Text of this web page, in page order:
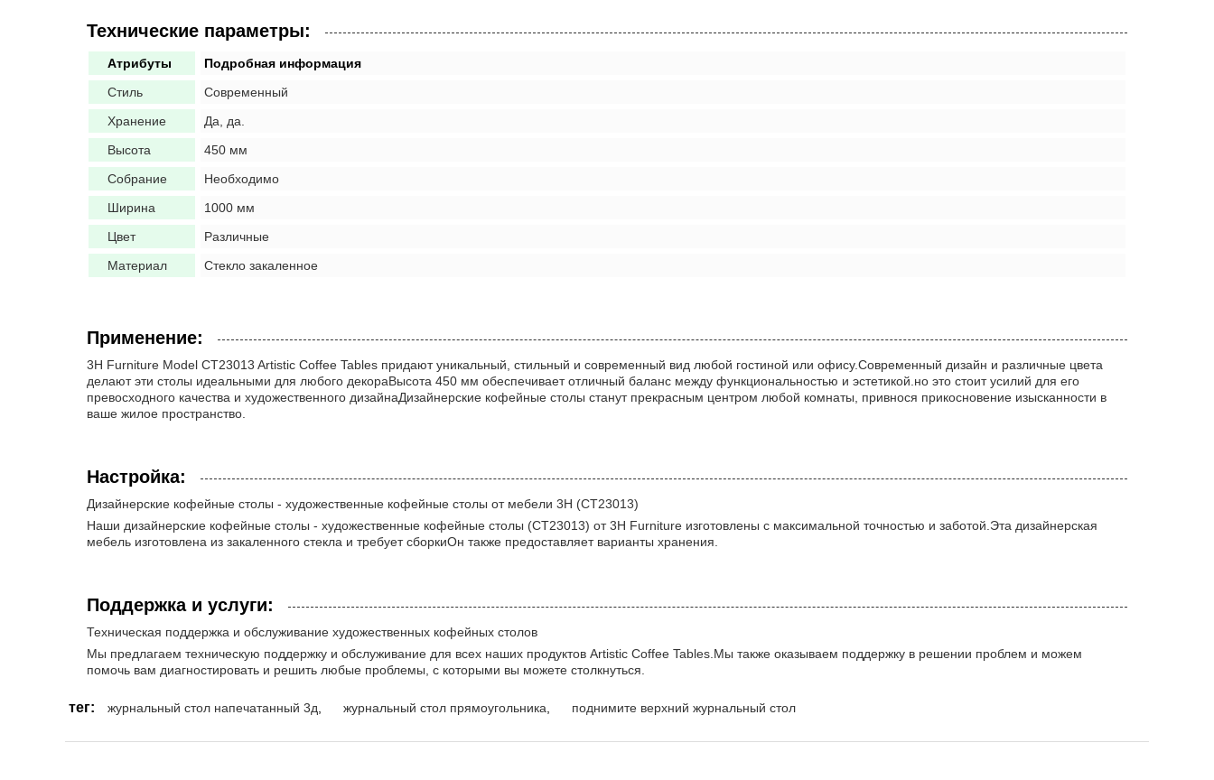
Технические параметры:
Атрибуты
Подробная информация
Стиль
Современный
Хранение
Да, да.
Высота
450 мм
Собрание
Необходимо
Ширина
1000 мм
Цвет
Различные
Материал
Стекло закаленное
Применение:
3H Furniture Model CT23013 Artistic Coffee Tables придают уникальный, стильный и современный вид любой гостиной или офису.Современный дизайн и различные цвета
делают эти столы идеальными для любого декораВысота 450 мм обеспечивает отличный баланс между функциональностью и эстетикой.но это стоит усилий для его
превосходного качества и художественного дизайнаДизайнерские кофейные столы станут прекрасным центром любой комнаты, привнося прикосновение изысканности в
ваше жилое пространство.
Настройка:
Дизайнерские кофейные столы - художественные кофейные столы от мебели 3H (CT23013)
Наши дизайнерские кофейные столы - художественные кофейные столы (CT23013) от 3H Furniture изготовлены с максимальной точностью и заботой.Эта дизайнерская
мебель изготовлена из закаленного стекла и требует сборкиОн также предоставляет варианты хранения.
Поддержка и услуги:
Техническая поддержка и обслуживание художественных кофейных столов
Мы предлагаем техническую поддержку и обслуживание для всех наших продуктов Artistic Coffee Tables.Мы также оказываем поддержку в решении проблем и можем
помочь вам диагностировать и решить любые проблемы, с которыми вы можете столкнуться.
тег: журнальный стол напечатанный 3д журнальный стол прямоугольника поднимите верхний журнальный стол